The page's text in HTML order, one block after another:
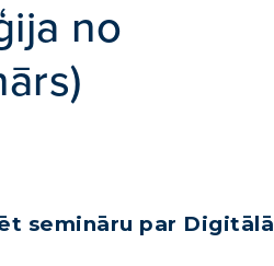
no
semināru par Digitālā